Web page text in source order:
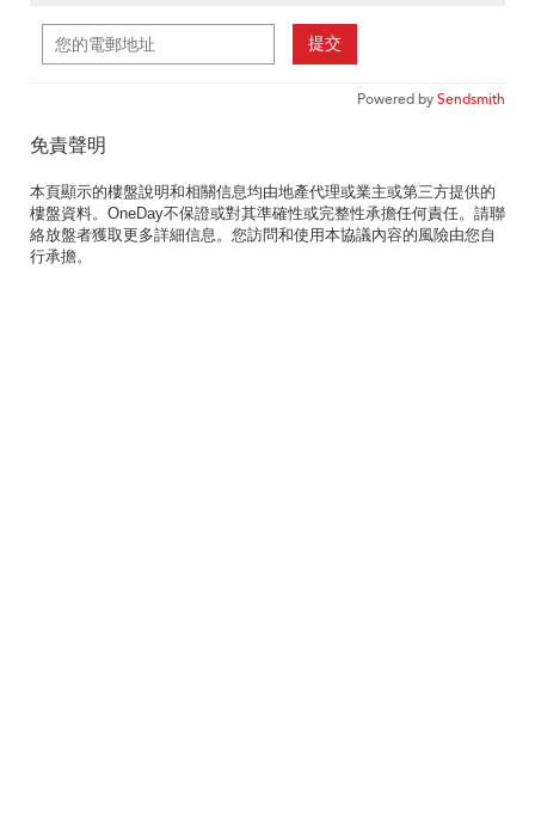
提交
Powered bySendsmith
免責聲明
本頁顯示的樓盤說明和相關信息均由地產代理或業主或第三方提供的
樓盤資料。OneDay不保證或對其準確性或完整性承擔任何責任。請聯
絡放盤者獲取更多詳細信息。您訪問和使用本協議內容的風險由您自
行承擔。